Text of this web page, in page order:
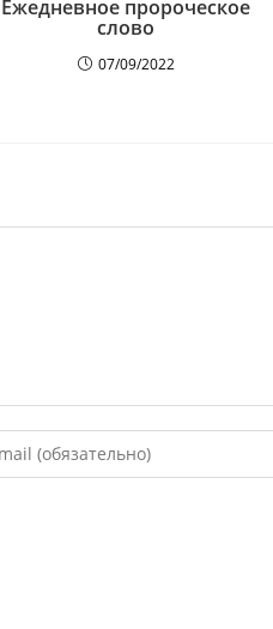
Ежедневное пророческое
слово
07/09/2022